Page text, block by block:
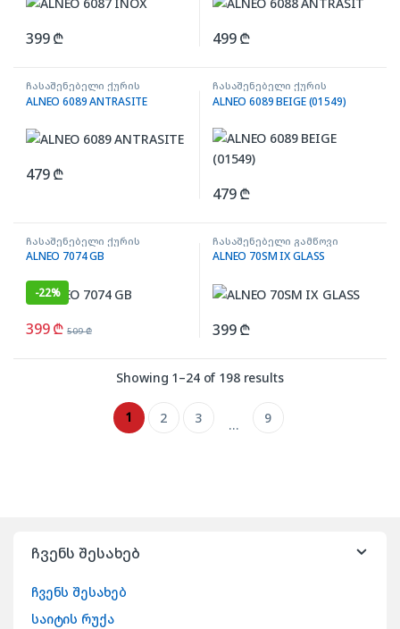
399₾ 499₾
ჩასაშენებელი ქურის
ზედაპირი
ALNEO 6089 ANTRASITE
479₾
ჩასაშენებელი ქურის
ზედაპირი
ALNEO 6089 BEIGE (01549)
479₾
ჩასაშენებელი ქურის
ზედაპირი
ALNEO 7074 GB
-22%
399₾ 509₾
ჩასაშენებელი გამწოვი
ALNEO 70SM IX GLASS
399₾
Showing 1–24 of 198 results
1 2 3 … 9
ჩვენს შესახებ
ჩვენს შესახებ
საიტის რუქა